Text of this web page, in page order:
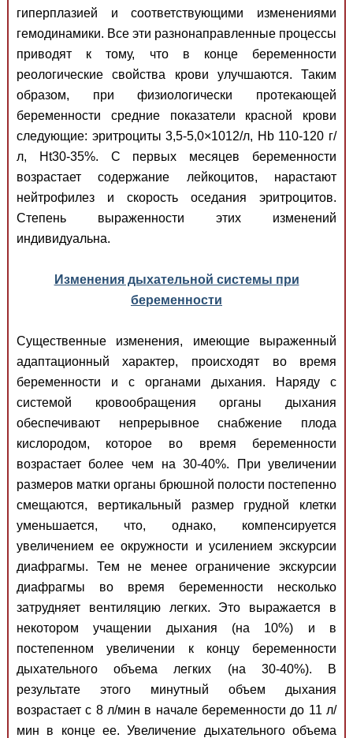
гиперплазией и соответствующими изменениями
гемодинамики. Все эти разнонаправленные процессы
приводят к тому, что в конце беременности
реологические свойства крови улучшаются. Таким
образом, при физиологически протекающей
беременности средние показатели красной крови
следующие: эритроциты 3,5-5,0×1012/л, Hb 110-120 г/
л, Ht30-35%. С первых месяцев беременности
возрастает содержание лейкоцитов, нарастают
нейтрофилез и скорость оседания эритроцитов.
Степень выраженности этих изменений
индивидуальна.
Изменения дыхательной системы при
беременности
Существенные изменения, имеющие выраженный
адаптационный характер, происходят во время
беременности и с органами дыхания. Наряду с
системой кровообращения органы дыхания
обеспечивают непрерывное снабжение плода
кислородом, которое во время беременности
возрастает более чем на 30-40%. При увеличении
размеров матки органы брюшной полости постепенно
смещаются, вертикальный размер грудной клетки
уменьшается, что, однако, компенсируется
увеличением ее окружности и усилением экскурсии
диафрагмы. Тем не менее ограничение экскурсии
диафрагмы во время беременности несколько
затрудняет вентиляцию легких. Это выражается в
некотором учащении дыхания (на 10%) и в
постепенном увеличении к концу беременности
дыхательного объема легких (на 30-40%). В
результате этого минутный объем дыхания
возрастает с 8 л/мин в начале беременности до 11 л/
мин в конце ее. Увеличение дыхательного объема